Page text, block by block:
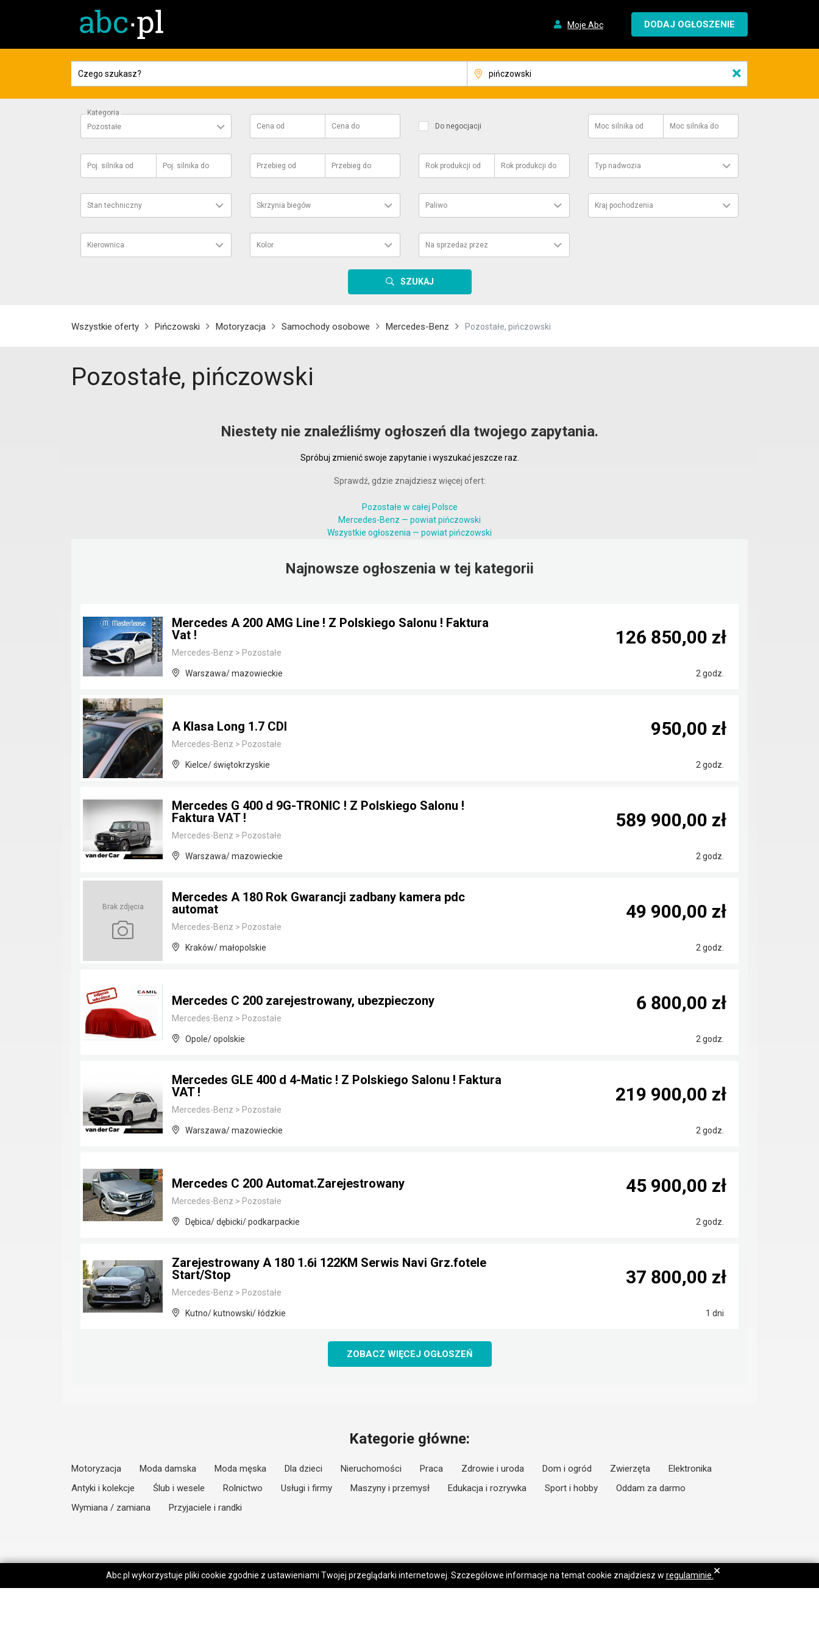
Moje Abc DODAJ OGŁOSZENIE
×
Kategoria
Pozostałe
Cena od Cena do Do negocjacji Moc silnika od Moc silnika do
Poj. silnika od Poj. silnika do Przebieg od Przebieg do Rok produkcji od Rok produkcji do Typ nadwozia
Stan techniczny Skrzynia biegów Paliwo Kraj pochodzenia
Kierownica Kolor Na sprzedaż przez
SZUKAJ
Wszystkie oferty Pińczowski Motoryzacja Samochody osobowe Mercedes-Benz Pozostałe, pińczowski
Pozostałe, pińczowski
Niestety nie znaleźliśmy ogłoszeń dla twojego zapytania.
Spróbuj zmienić swoje zapytanie i wyszukać jeszcze raz.
Sprawdź, gdzie znajdziesz więcej ofert:
Pozostałe w całej Polsce
Mercedes-Benz — powiat pińczowski
Wszystkie ogłoszenia — powiat pińczowski
Najnowsze ogłoszenia w tej kategorii
Mercedes A 200 AMG Line ! Z Polskiego Salonu ! Faktura
Vat !
Mercedes-Benz > Pozostałe
Warszawa/ mazowieckie 2 godz.
126 850,00 zł
A Klasa Long 1.7 CDI
Mercedes-Benz > Pozostałe
Kielce/ świętokrzyskie 2 godz.
950,00 zł
Mercedes G 400 d 9G-TRONIC ! Z Polskiego Salonu !
Faktura VAT !
Mercedes-Benz > Pozostałe
Warszawa/ mazowieckie 2 godz.
589 900,00 zł
Brak zdjęcia
Mercedes A 180 Rok Gwarancji zadbany kamera pdc
automat
Mercedes-Benz > Pozostałe
Kraków/ małopolskie 2 godz.
49 900,00 zł
Mercedes C 200 zarejestrowany, ubezpieczony
Mercedes-Benz > Pozostałe
Opole/ opolskie 2 godz.
6 800,00 zł
Mercedes GLE 400 d 4-Matic ! Z Polskiego Salonu ! Faktura
VAT !
Mercedes-Benz > Pozostałe
Warszawa/ mazowieckie 2 godz.
219 900,00 zł
Mercedes C 200 Automat.Zarejestrowany
Mercedes-Benz > Pozostałe
Dębica/ dębicki/ podkarpackie 2 godz.
45 900,00 zł
Zarejestrowany A 180 1.6i 122KM Serwis Navi Grz.fotele
Start/Stop
Mercedes-Benz > Pozostałe
Kutno/ kutnowski/ łódzkie 1 dni
37 800,00 zł
ZOBACZ WIĘCEJ OGŁOSZEŃ
Kategorie główne:
Motoryzacja Moda damska Moda męska Dla dzieci Nieruchomości Praca Zdrowie i uroda Dom i ogród Zwierzęta
Elektronika
Antyki i kolekcje
Ślub i wesele Rolnictwo Usługi i firmy Maszyny i przemysł Edukacja i rozrywka Sport i hobby
Oddam za darmo
Wymiana / zamiana
Przyjaciele i randki
Abc.pl wykorzystuje pliki cookie zgodnie z ustawieniami Twojej przeglądarki internetowej. Szczegółowe informacje na temat cookie znajdziesz w regulaminie. ×